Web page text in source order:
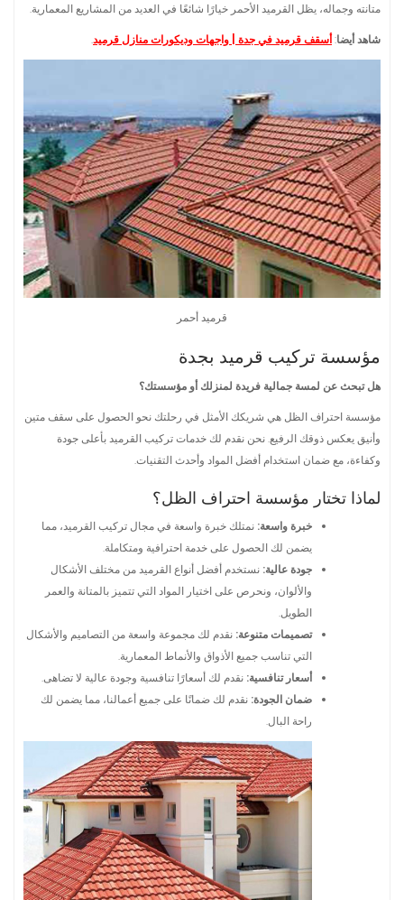
متانته وجماله، يظل القرميد الأحمر خيارًا شائعًا في العديد من المشاريع المعمارية.
شاهد أيضا:أسقف قرميد في جدة | واجهات وديكورات منازل قرميد.
قرميد أحمر
مؤسسة تركيب قرميد بجدة
هل تبحث عن لمسة جمالية فريدة لمنزلك أو مؤسستك؟
مؤسسة احتراف الظل هي شريكك الأمثل في رحلتك نحو الحصول على سقف متين
وأنيق يعكس ذوقك الرفيع. نحن نقدم لك خدمات تركيب القرميد بأعلى جودة
وكفاءة، مع ضمان استخدام أفضل المواد وأحدث التقنيات.
لماذا تختار مؤسسة احتراف الظل؟
خبرة واسعة: نمتلك خبرة واسعة في مجال تركيب القرميد، مما
يضمن لك الحصول على خدمة احترافية ومتكاملة.
جودة عالية: نستخدم أفضل أنواع القرميد من مختلف الأشكال
والألوان، ونحرص على اختيار المواد التي تتميز بالمتانة والعمر
الطويل.
تصميمات متنوعة: نقدم لك مجموعة واسعة من التصاميم والأشكال
التي تناسب جميع الأذواق والأنماط المعمارية.
أسعار تنافسية: نقدم لك أسعارًا تنافسية وجودة عالية لا تضاهى.
ضمان الجودة: نقدم لك ضمانًا على جميع أعمالنا، مما يضمن لك
راحة البال.